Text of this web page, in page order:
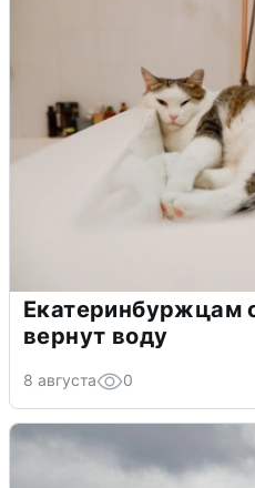
Екатеринбуржцам
вернут воду
8 августа 0